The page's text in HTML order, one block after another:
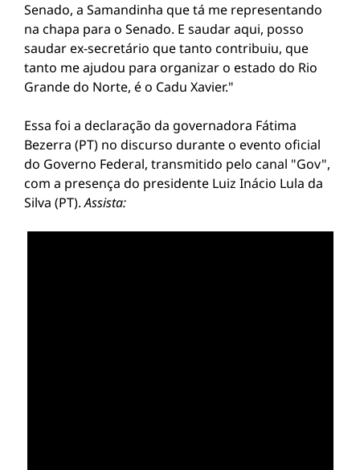
Senado, a Samandinha que tá me representando
na chapa para o Senado. E saudar aqui, posso
saudar ex-secretário que tanto contribuiu, que
tanto me ajudou para organizar o estado do Rio
Grande do Norte, é o Cadu Xavier."
Essa foi a declaração da governadora Fátima
Bezerra (PT) no discurso durante o evento oficial
do Governo Federal, transmitido pelo canal "Gov",
com a presença do presidente Luiz Inácio Lula da
Silva (PT).Assista: